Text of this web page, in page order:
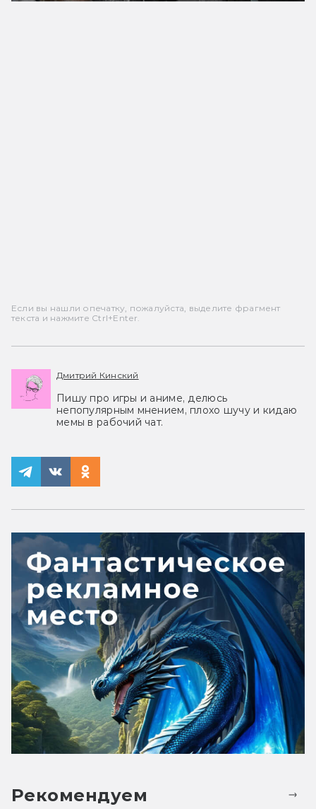
Если вы нашли опечатку, пожалуйста, выделите фрагмент
текста и нажмите Ctrl+Enter.
Дмитрий Кинский
Пишу про игры и аниме, делюсь
непопулярным мнением, плохо шучу и кидаю
мемы в рабочий чат.
Рекомендуем